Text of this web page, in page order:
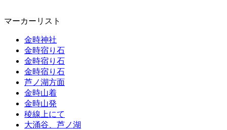
マーカーリスト
金時神社
金時宿り石
金時宿り石
金時宿り石
芦ノ湖方面
金時山着
金時山発
稜線上にて
大涌谷、芦ノ湖